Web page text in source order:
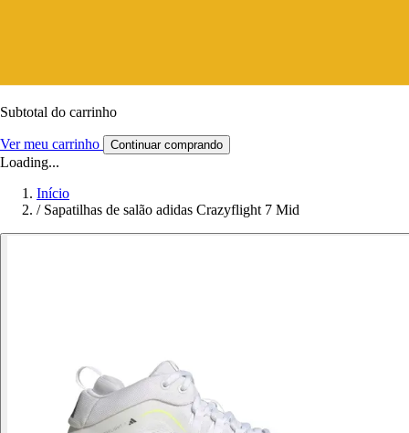
Subtotal do carrinho
Ver meu carrinho Continuar comprando
Loading...
Início
/ Sapatilhas de salão adidas Crazyflight 7 Mid